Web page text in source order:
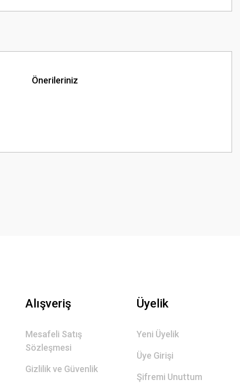
Önerileriniz
Alışveriş
Mesafeli Satış
Sözleşmesi
Gizlilik ve Güvenlik
Üyelik
Yeni Üyelik
Üye Girişi
Şifremi Unuttum